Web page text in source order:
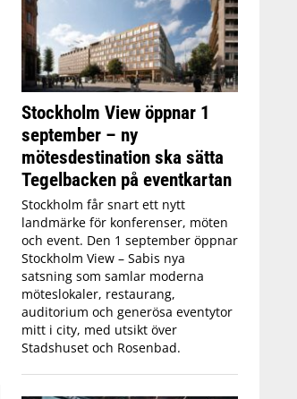
Stockholm View öppnar 1
september – ny
mötesdestination ska sätta
Tegelbacken på eventkartan
Stockholm får snart ett nytt
landmärke för konferenser, möten
och event. Den 1 september öppnar
Stockholm View – Sabis nya
satsning som samlar moderna
möteslokaler, restaurang,
auditorium och generösa eventytor
mitt i city, med utsikt över
Stadshuset och Rosenbad.